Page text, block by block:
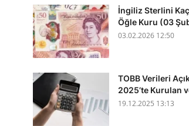
İngiliz Sterlini
Öğle Kuru (03
03.02.2026 12:50
TOBB Verileri
2025’te Kurulan
19.12.2025 13:13